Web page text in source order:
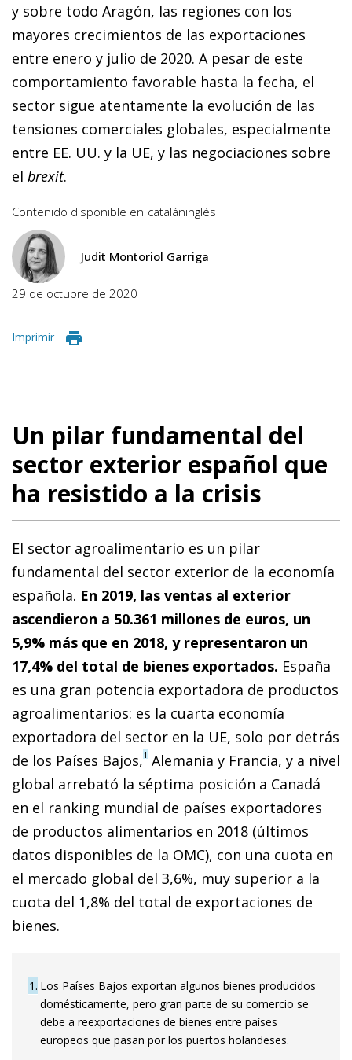
y sobre todo Aragón, las regiones con los
mayores crecimientos de las exportaciones
entre enero y julio de 2020. A pesar de este
comportamiento favorable hasta la fecha, el
sector sigue atentamente la evolución de las
tensiones comerciales globales, especialmente
entre EE. UU. y la UE, y las negociaciones sobre
el brexit.
Contenido disponible en cataláninglés
Judit Montoriol Garriga
29 de octubre de 2020
Imprimir
Un pilar fundamental del
sector exterior español que
ha resistido a la crisis
El sector agroalimentario es un pilar
fundamental del sector exterior de la economía
española. En 2019, las ventas al exterior
ascendieron a 50.361 millones de euros, un
5,9% más que en 2018, y representaron un
17,4% del total de bienes exportados. España
es una gran potencia exportadora de productos
agroalimentarios: es la cuarta economía
exportadora del sector en la UE, solo por detrás
de los Países Bajos,1 Alemania y Francia, y a nivel
global arrebató la séptima posición a Canadá
en el ranking mundial de países exportadores
de productos alimentarios en 2018 (últimos
datos disponibles de la OMC), con una cuota en
el mercado global del 3,6%, muy superior a la
cuota del 1,8% del total de exportaciones de
bienes.
1 Los Países Bajos exportan algunos bienes producidos
domésticamente, pero gran parte de su comercio se
debe a reexportaciones de bienes entre países
europeos que pasan por los puertos holandeses.